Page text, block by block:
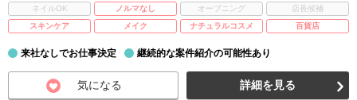
ネイルOK
ノルマなし オープニング
店長候補
スキンケア
メイク ナチュラルコスメ 百貨店
来社なしでお仕事決定 継続的な案件紹介の可能性あり
気になる 詳細を見る